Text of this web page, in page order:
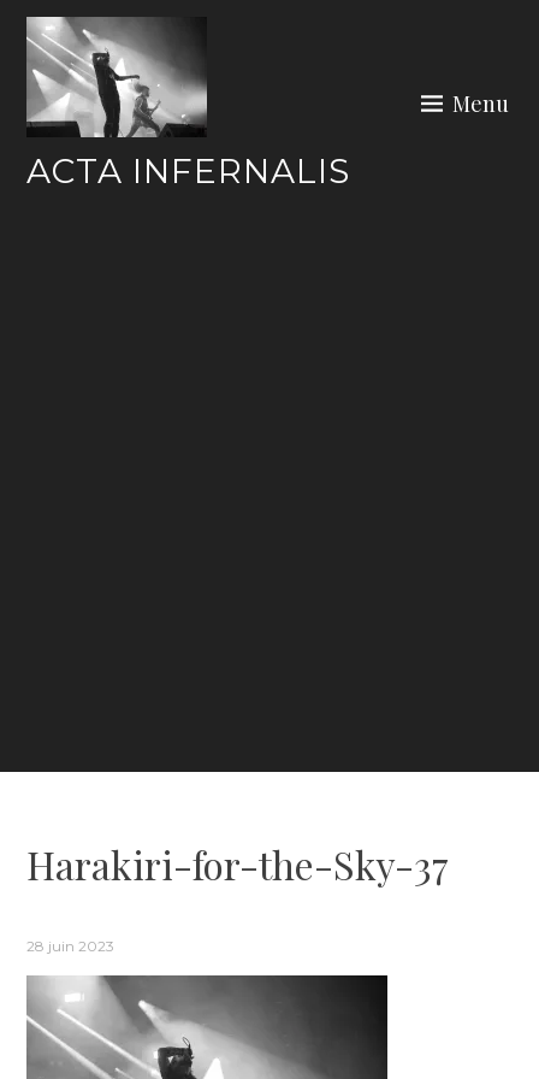
Skip
content
ACTA INFERNALIS
Menu
Harakiri-for-the-Sky-37
28 juin 2023